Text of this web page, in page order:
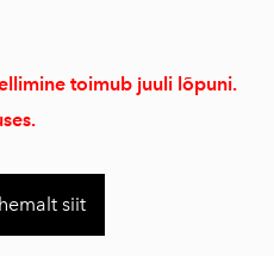
toimub juuli lõpuni.
siit